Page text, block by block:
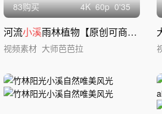
流水ai素
83购买 4K 60p 0'35
河流小溪雨林植物【原创可商用】
视频素材 大师芭芭拉